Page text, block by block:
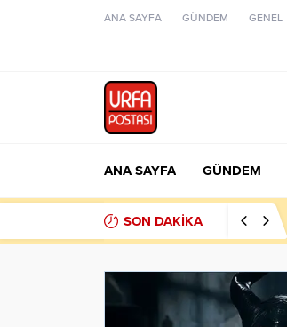
ANA SAYFA GÜNDEM GENEL
ANA SAYFA GÜNDEM
SON DAKİKA